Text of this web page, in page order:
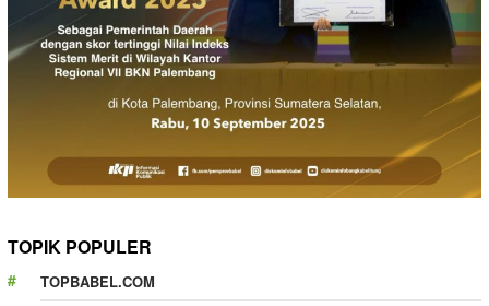
TOPIK POPULER
TOPBABEL.COM